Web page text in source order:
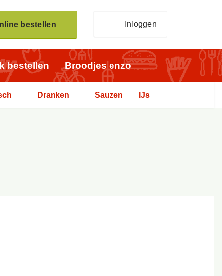
bestellen Inloggen
bestellen Broodjes enzo
Dranken Sauzen IJs